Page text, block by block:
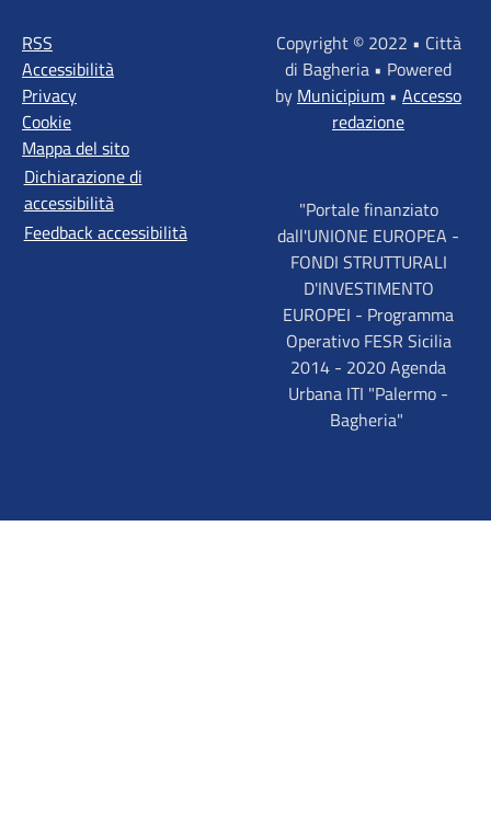
RSS
Accessibilità
Privacy
Cookie
Mappa del sito
Dichiarazione di
accessibilità
Feedback accessibilità
Copyright © 2022 • Città
di Bagheria • Powered
by Municipium • Accesso
redazione
"Portale finanziato
dall'UNIONE EUROPEA -
FONDI STRUTTURALI
D'INVESTIMENTO
EUROPEI - Programma
Operativo FESR Sicilia
2014 - 2020 Agenda
Urbana ITI "Palermo -
Bagheria"